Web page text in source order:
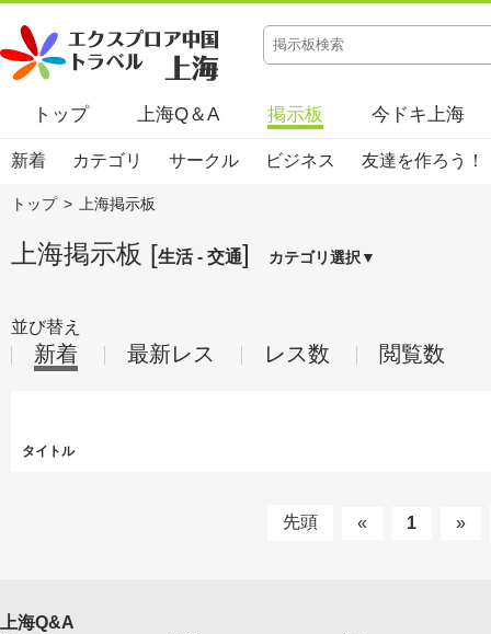
トップ 上海Q＆A 掲示板 今ドキ上海
新着 カテゴリ サークル ビジネス 友達を作ろう！
トップ > 上海掲示板
上海掲示板 [生活 - 交通] カテゴリ選択▼
並び替え
新着 最新レス レス数 閲覧数
タイトル
先頭 « 1 »
上海Q&A